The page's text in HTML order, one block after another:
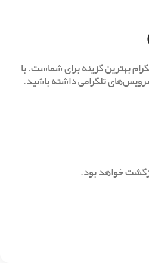
از استارز تلگرام هستید، بسته ۵۰۰ استارز تلگرام بهترین گزینه برای شماست. با
سرویس‌های تلگرامی داشته باشید.
خواهد بود.